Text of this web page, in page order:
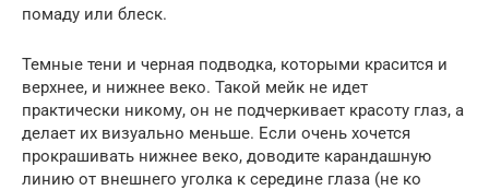
помаду или блеск.
Темные тени и черная подводка, которыми красится и
верхнее, и нижнее веко. Такой мейк не идет
практически никому, он не подчеркивает красоту глаз, а
делает их визуально меньше. Если очень хочется
прокрашивать нижнее веко, доводите карандашную
линию от внешнего уголка к середине глаза (не ко